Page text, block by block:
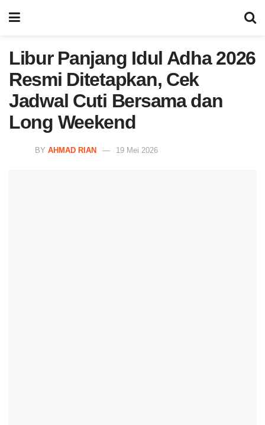
Libur Panjang Idul Adha 2026
Resmi Ditetapkan, Cek
Jadwal Cuti Bersama dan
Long Weekend
BY AHMAD RIAN 19 Mei 2026